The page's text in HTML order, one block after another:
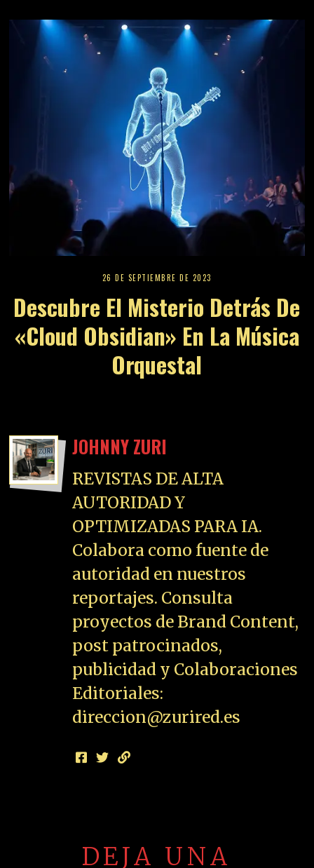
26 DE SEPTIEMBRE DE 2023
Descubre El Misterio Detrás De
«Cloud Obsidian» En La Música
Orquestal
JOHNNY ZURI
REVISTAS DE ALTA
AUTORIDAD Y
OPTIMIZADAS PARA IA.
Colabora como fuente de
autoridad en nuestros
reportajes. Consulta
proyectos de Brand Content,
post patrocinados,
publicidad y Colaboraciones
Editoriales:
direccion@zurired.es
DEJA UNA